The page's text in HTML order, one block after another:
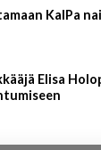
KalPa
Elisa